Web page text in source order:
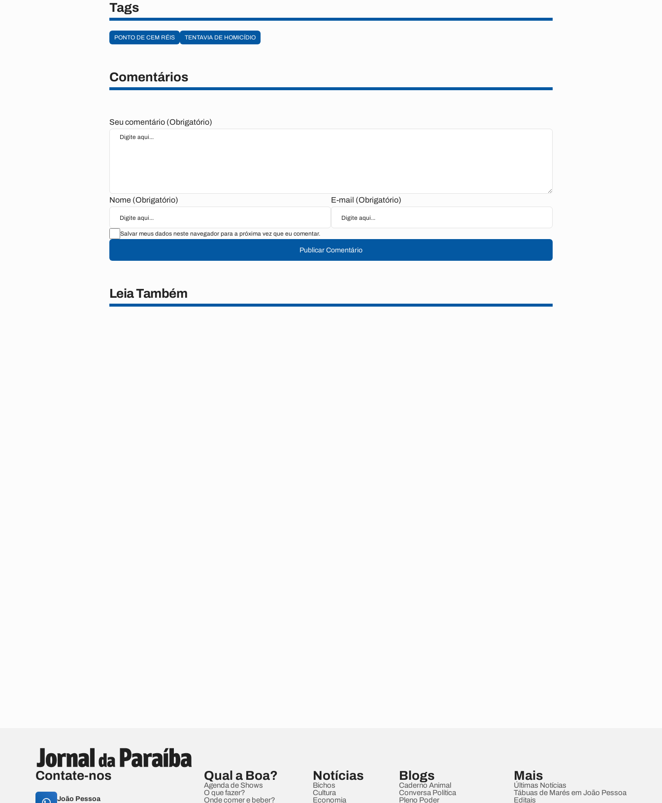
Tags
PONTO DE CEM RÉIS TENTAVIA DE HOMICÍDIO
Comentários
Seu comentário (Obrigatório)
Nome (Obrigatório) E-mail (Obrigatório)
Salvar meus dados neste navegador para a próxima vez que eu comentar.
Publicar Comentário
Leia Também
Contate-nos
João Pessoa
Qual a Boa?
Agenda de Shows
O que fazer?
Onde comer e beber?
Notícias
Bichos
Cultura
Economia
Blogs
Caderno Animal
Conversa Política
Pleno Poder
Mais
Últimas Notícias
Tábuas de Marés em João Pessoa
Editais